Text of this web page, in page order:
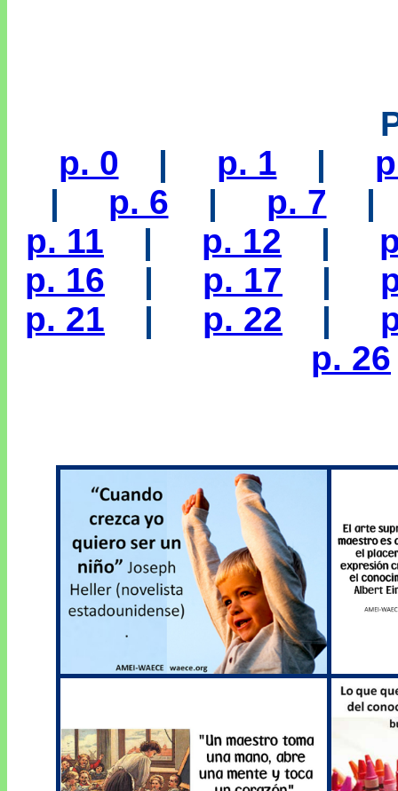
p. 0 | p. 1 |
| p. 6 | p. 7
p. 11 | p. 12 |
p. 16 | p. 17 |
p. 21 | p. 22 |
p. 26